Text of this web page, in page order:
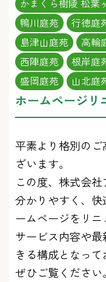
かまくら樹陵 松葉
鴨川庭苑
行徳庭
島津山庭苑
高輪
西陣庭苑
根岸庭
盛岡庭苑
山北庭
ホームページリ
平素より格別の
ざいます。
この度、株式会
分かりやすく、
ームページをリニ
サービス内容や
きる構成となって
ぜひご覧ください。